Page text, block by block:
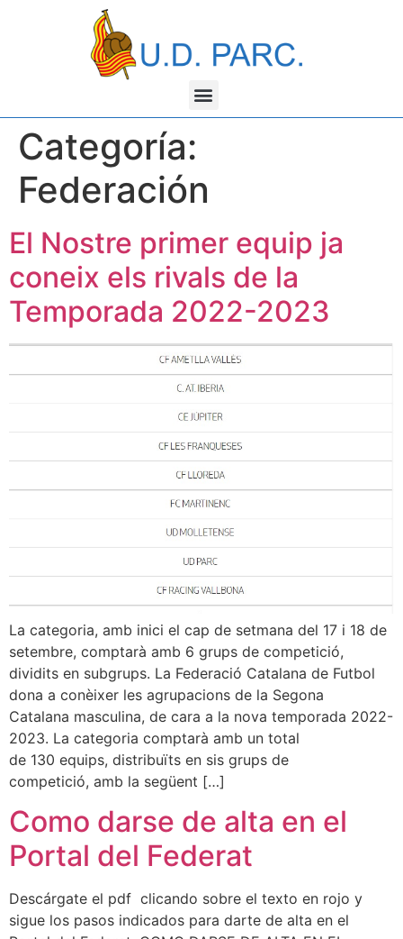
Categoría:
Federación
El Nostre primer equip ja
coneix els rivals de la
Temporada 2022-2023
La categoria, amb inici el cap de setmana del 17 i 18 de
setembre, comptarà amb 6 grups de competició,
dividits en subgrups. La Federació Catalana de Futbol
dona a conèixer les agrupacions de la Segona
Catalana masculina, de cara a la nova temporada 2022-
2023. La categoria comptarà amb un total
de 130 equips, distribuïts en sis grups de
competició, amb la següent […]
Como darse de alta en el
Portal del Federat
Descárgate el pdf clicando sobre el texto en rojo y
sigue los pasos indicados para darte de alta en el